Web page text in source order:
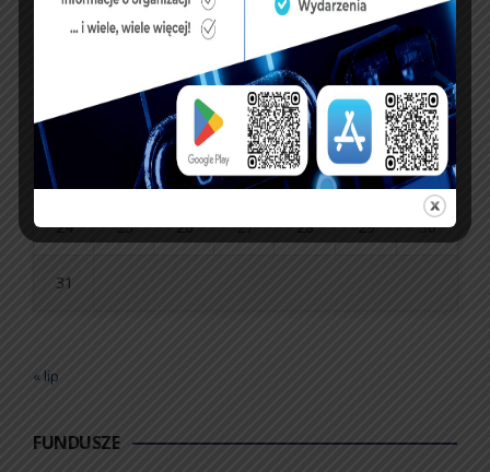
6 8 9
10 12 13 14 15 16
19 20 21 22 23
24 25 26 27 28 29 30
31
« lip
FUNDUSZE